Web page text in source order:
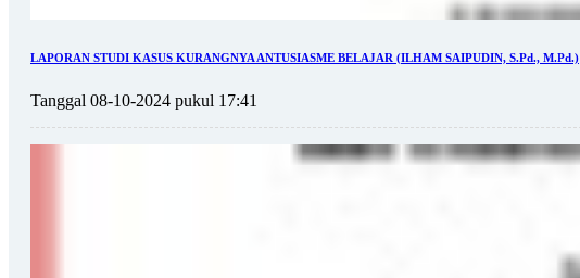
LAPORAN STUDI KASUS KURANGNYA ANTUSIASME BELAJAR (ILHAM SAIPUDIN, S.Pd., M.Pd.)
Tanggal 08-10-2024 pukul 17:41